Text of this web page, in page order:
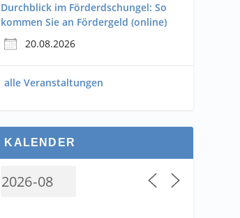
Durchblick im Förderdschungel: So
kommen Sie an Fördergeld (online)
20.08.2026
alle Veranstaltungen
KALENDER